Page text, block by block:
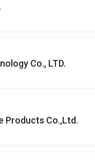
Co., LTD.
Products Co.,Ltd.